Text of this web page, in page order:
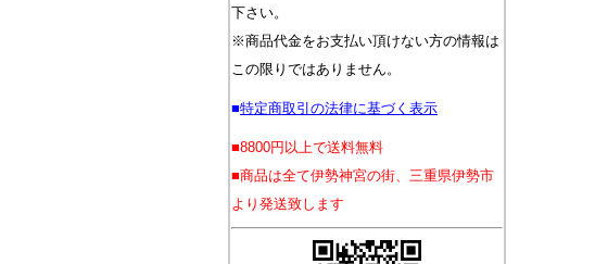
下さい。
※商品代金をお支払い頂けない方の情報は
この限りではありません。
■特定商取引の法律に基づく表示
■8800円以上で送料無料
■商品は全て伊勢神宮の街、三重県伊勢市
より発送致します